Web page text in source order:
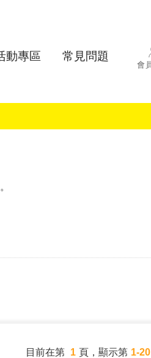
動專區 常見問題
目前在第 1 頁 ，顯示第 1-20